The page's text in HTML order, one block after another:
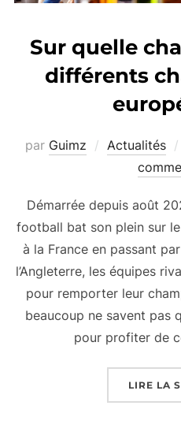
Sur quelle
différents
par Guimz Actualités
Démarrée depuis août
football bat son plein sur
à la France en passant par
l’Angleterre, les équipes
pour remporter leur
beaucoup ne savent pas
pour profiter de
LIRE LA